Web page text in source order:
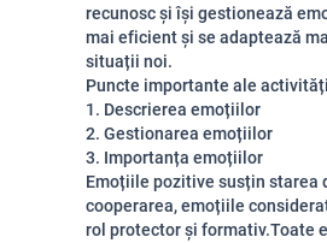
recunosc și își gestionează
mai eficient și se adaptează
situații noi.
Puncte importante ale
1. Descrierea emoțiilor
2. Gestionarea emoțiilor
3. Importanța emoțiilor
Emoțiile pozitive susțin starea
cooperarea, emoțiile
rol protector și formativ.Toate